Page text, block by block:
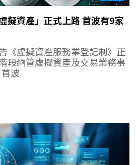
擬資產」正式上路 首波有9家
《虛擬資產服務業登記制》正
段納管虛擬資產及交易業務事
波